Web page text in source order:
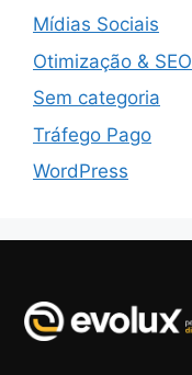
Mídias Sociais
Otimização & SEO
Sem categoria
Tráfego Pago
WordPress